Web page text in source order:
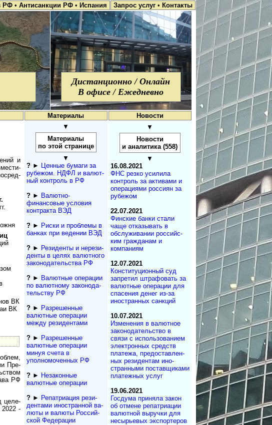
РФ • Антисанкции РФ • Испания Запрос услуг • Контакты
Дистанционно / Онлайн
В офисе / Ежедневно
Материалы Новости
и
ВК
ВК
Пре­
РФ
целе­
2022 -
▼
Материалы
по этой странице
▼
?► Ценные бумаги за
рубежом. НДФЛ и ва­лют­
ный кон­т­роль в РФ
?► Валютно-
финансовые условия
контракта ВЭД
?► Риски и проблемы в
банках при ведении ВЭД
?► Резиденты и не­ре­зи­
ден­ты в целях валютного
за­ко­но­да­тель­ст­ва РФ
?► Валютные операции
по валютному за­ко­но­да­
тель­ст­ву РФ
?► Разрешенные
валютные операции
между резидентами
?► Разрешенные
валютные операции
минуя счета в
уполномоченных РФ
?► Незаконные
валютные операции
?► Репатриация ре­зи­
ден­та­ми иностранной ва­
лю­ты и валюты Рос­сий­
ской Федерации
▼
Новости
и аналитика (558)
▼
16.08.2021
ФНС резко усилила
контроль за активами и
операциями россиян за
рубежом
22.07.2021
Финские банки стали
чаще отказывать в
обслуживании рос­сий­с­
ким гражданам и
компаниям
12.07.2021
Конституционный суд
запретил штрафовать за
валютные операции для
спасения денег из-за
иностранных санкций
10.07.2021
Изменения в валютное
законодательство в
связи с использованием
элек­т­рон­ных средств
платежа, пре­до­став­лен­
ных ре­зи­ден­там ино­
стран­ны­ми по­ста­в­щи­ка­ми
платежных услуг
19.06.2021
Госдума приняла закон
об отмене репатриации
валютной выручки для
несырьевых экспортеров